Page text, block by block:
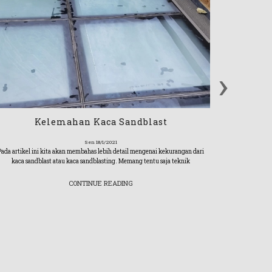
Kelemahan Kaca Sandblast
Sen 18/1/2021
artikel ini kita akan membahas lebih detail mengenai kekurangan dari
kaca sandblast atau kaca sandblasting. Memang tentu saja teknik
CONTINUE READING
›